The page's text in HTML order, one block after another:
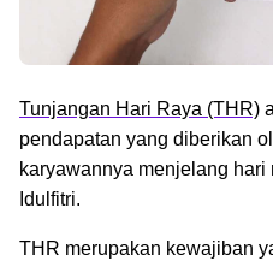
Tunjangan Hari Raya (THR)
pendapatan yang diberikan
karyawannya menjelang hari
Idulfitri.
THR merupakan kewajiban